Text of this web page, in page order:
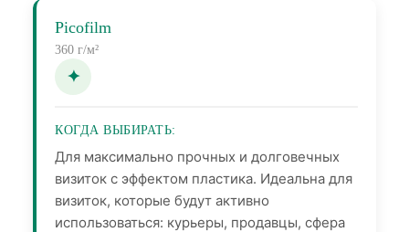
Picofilm
360 г/м²
КОГДА ВЫБИРАТЬ:
Для максимально прочных и долговечных
визиток с эффектом пластика. Идеальна для
визиток, которые будут активно
использоваться: курьеры, продавцы, сфера